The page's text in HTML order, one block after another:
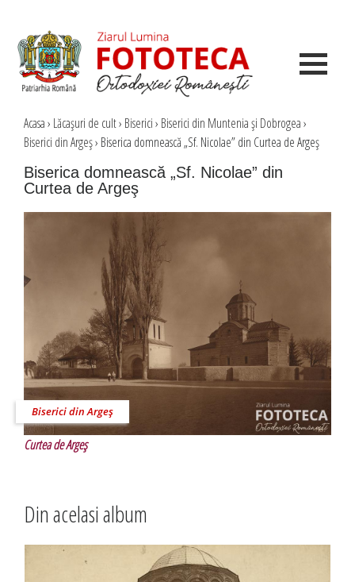
Acasa› Lăcaşuri de cult› Biserici› Biserici din Muntenia şi Dobrogea›
Biserici din Argeş› Biserica domnească „Sf. Nicolae” din Curtea de Argeş
Biserica domnească „Sf. Nicolae” din
Curtea de Argeş
Biserici din Argeş
Curtea de Argeş
Din acelasi album